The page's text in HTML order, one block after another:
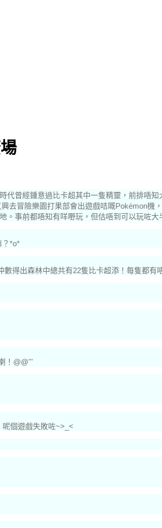
代曾經鍾意過比卡超其中一隻精靈，前排唔知
去冒險樂園打果部會出遊戲咭嘅Pokémon機
。 事前都唔知有咩嘢玩，但估唔到可以玩咗大
？*o*
得出森林中總共有22隻比卡超添！每隻都有
！@@'''
個遊戲失敗咗~>_<